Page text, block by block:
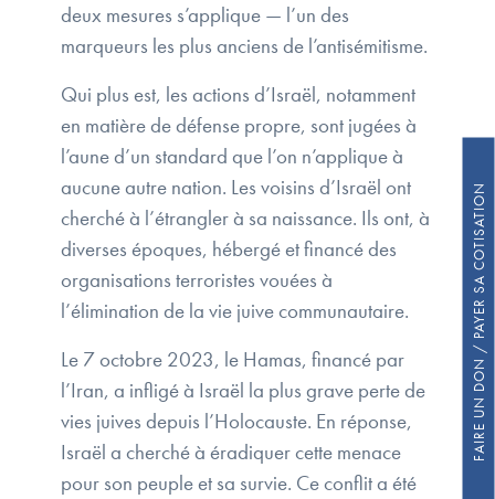
FAIRE UN DON / PAYER SA COTISATION
deux mesures s’applique — l’un des
marqueurs les plus anciens de l’antisémitisme.
Qui plus est, les actions d’Israël, notamment
en matière de défense propre, sont jugées à
l’aune d’un standard que l’on n’applique à
aucune autre nation. Les voisins d’Israël ont
cherché à l’étrangler à sa naissance. Ils ont, à
diverses époques, hébergé et financé des
organisations terroristes vouées à
l’élimination de la vie juive communautaire.
Le 7 octobre 2023, le Hamas, financé par
l’Iran, a infligé à Israël la plus grave perte de
vies juives depuis l’Holocauste. En réponse,
Israël a cherché à éradiquer cette menace
pour son peuple et sa survie. Ce conflit a été